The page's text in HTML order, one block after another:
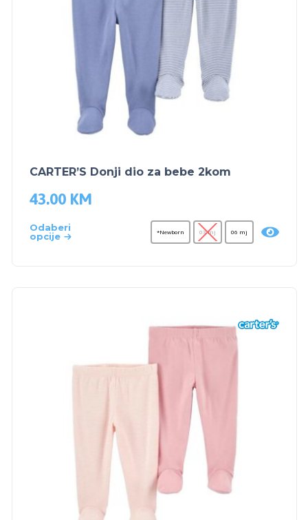
CARTER’S Donji dio za bebe 2kom
43.00 KM
Odaberi
opcije
*Newborn 03 mj 06 mj